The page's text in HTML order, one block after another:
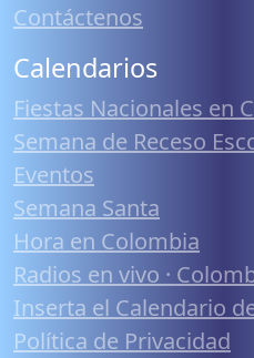
Contáctenos
Calendarios
Fiestas Nacionales en
Semana de Receso
Eventos
Semana Santa
Hora en Colombia
Radios en vivo ·
Inserta el Calendario
Política de Privacidad